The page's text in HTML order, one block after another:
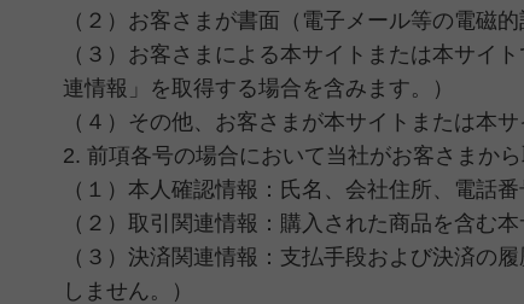
（２）お客さまが書面（電子メール等の電磁
（３）お客さまによる本サイトまたは本サイ
連情報」を取得する場合を含みます。）
（４）その他、お客さまが本サイトまたは本
2. 前項各号の場合において当社がお客さまか
（１）本人確認情報：氏名、会社住所、電話
（２）取引関連情報：購入された商品を含む
（３）決済関連情報：支払手段および決済の
しません。）